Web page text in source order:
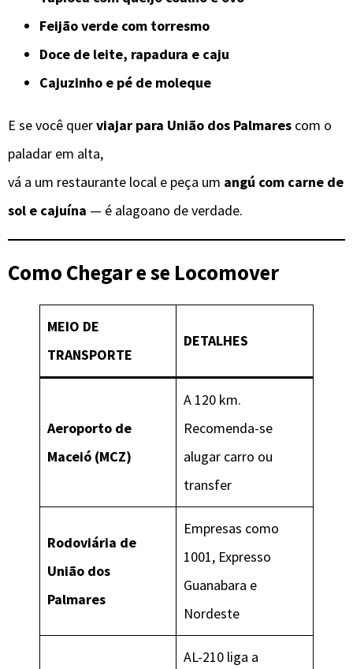
Feijão verde com torresmo
Doce de leite, rapadura e caju
Cajuzinho e pé de moleque
E se você querviajar para União dos Palmares com o
paladar em alta,
vá a um restaurante local e peça um angú com carne de
sol e cajuína — é alagoano de verdade.
Como Chegar e se Locomover
MEIO DE
TRANSPORTE
DETALHES
Aeroporto de
Maceió (MCZ)
A 120 km.
Recomenda-se
alugar carro ou
transfer
Rodoviária de
União dos
Palmares
Empresas como
1001, Expresso
Guanabara e
Nordeste
AL-210 liga a